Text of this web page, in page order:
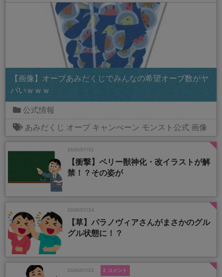
【画像】オーブあみだくじでみんなの希望オーブ数がヤ
バいｗｗｗ
公式情報
あみだくじ オーブ キャンぺーン モンスト公式 画像
2026/07/31
【衝撃】ペリー獣神化・改イラストが解
禁！？その姿が
2026/07/24
【草】パラノヴィアさんがまさかのグル
グル状態に！？
2026/07/23 2 コメント